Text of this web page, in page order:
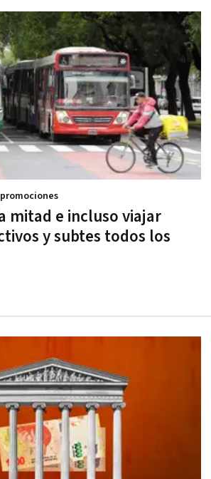
mitad e incluso viajar
y subtes todos los